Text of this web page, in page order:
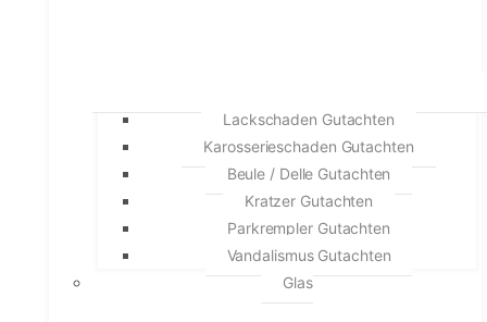
Lackschaden Gutachten
Karosserieschaden Gutachten
Beule / Delle Gutachten
Kratzer Gutachten
Parkrempler Gutachten
Vandalismus Gutachten
Glas